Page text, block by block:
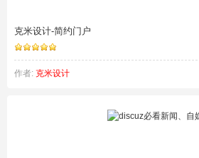
克米设计-简约门户
作者: 克米设计